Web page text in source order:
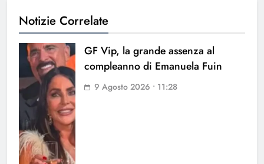
Notizie Correlate
GF Vip, la grande assenza al
compleanno di Emanuela Fuin
9 Agosto 2026 • 11:28